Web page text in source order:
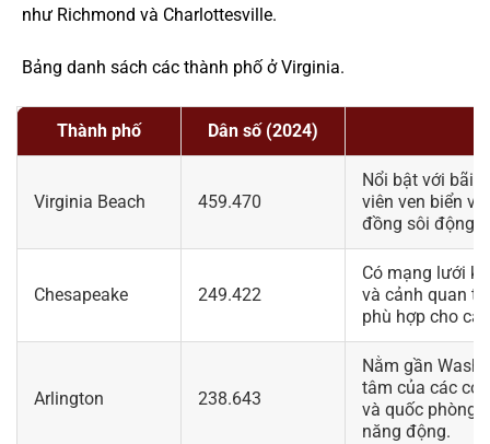
như Richmond và Charlottesville.
Bảng danh sách các thành phố ở Virginia.
Thành phố Dân số (2024)
Virginia Beach 459.470
Nổi bật với bãi
viên ven biển
đồng sôi động.
Chesapeake 249.422
Có mạng lưới
và cảnh quan
phù hợp cho
Arlington 238.643
Nằm gần
tâm của các cơ
và quốc phòng,
năng động.